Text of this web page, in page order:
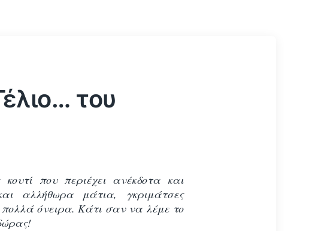
του
που περιέχει ανέκδοτα και
αλλήθωρα μάτια, γκριμάτσες
όνειρα. Κάτι σαν να λέμε το